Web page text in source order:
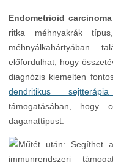
Endometrioid carcinoma
ritka méhnyakrák
méhnyálkahártyában
előfordulhat, hogy
diagnózis kiemelten
dendritikus
támogatásában, hogy
daganattípust.